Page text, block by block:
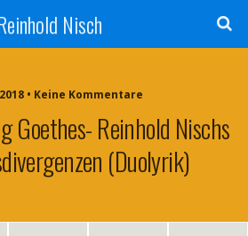
Nisch
• Keine Kommentare
Goethes- Reinhold Nischs
(Duolyrik)